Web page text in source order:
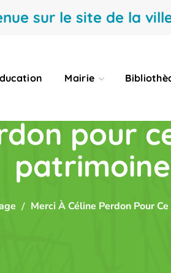
sur le site de la
Mairie
pour
Merci À Céline Perdon Pour